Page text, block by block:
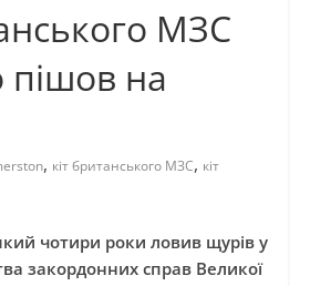
МЗС
пішов на
, кіт британського МЗС, кіт
чотири роки ловив щурів у
закордонних справ Великої